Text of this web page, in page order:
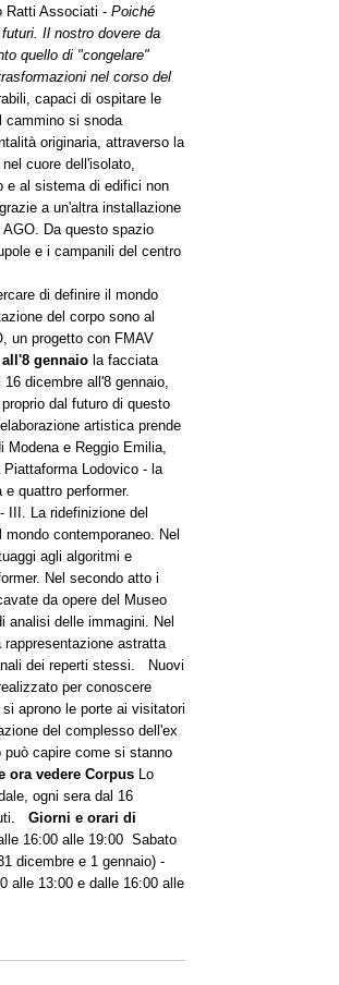
Ratti Associati - Poiché
Il nostro dovere da
quello di "congelare"
nel corso del
capaci di ospitare le
cammino si snoda
originaria, attraverso la
cuore dell'isolato,
e al sistema di edifici non
a un'altra installazione
Da questo spazio
e i campanili del centro
di definire il mondo
del corpo sono al
un progetto con FMAV
gennaio la facciata
16 dicembre all'8 gennaio,
dal futuro di questo
artistica prende
Modena e Reggio Emilia,
Lodovico - la
e quattro performer.
III. La ridefinizione del
contemporaneo. Nel
agli algoritmi e
Nel secondo atto i
da opere del Museo
analisi delle immagini. Nel
astratta
dei reperti stessi. Nuovi
per conoscere
aprono le porte ai visitatori
del complesso dell'ex
capire come si stanno
ora vedere Corpus Lo
ogni sera dal 16
Giorni e orari di
16:00 alle 19:00 Sabato
dicembre e 1 gennaio) -
alle 13:00 e dalle 16:00 alle